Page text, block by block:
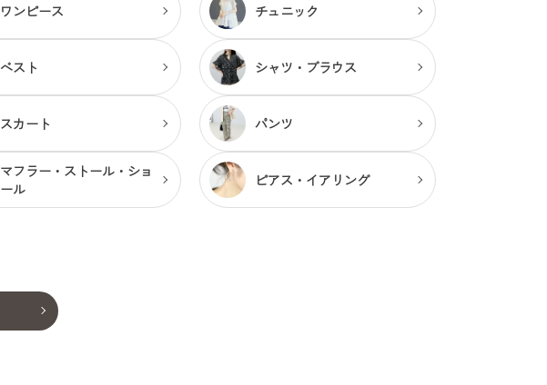
ワンピース チュニック
ベスト シャツ・ブラウス
スカート パンツ
マフラー・ストール・ショ
ール
ピアス・ イアリング